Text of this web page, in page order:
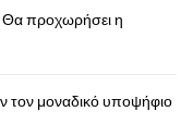
Θα προχωρήσει η
τον μοναδικό υποψήφιο